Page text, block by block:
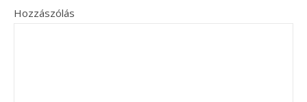
Hozzászólás